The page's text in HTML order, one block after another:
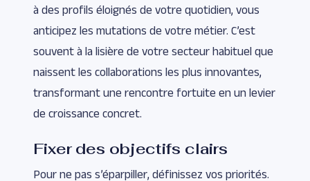
à des profils éloignés de votre quotidien, vous
anticipez les mutations de votre métier. C’est
souvent à la lisière de votre secteur habituel que
naissent les collaborations les plus innovantes,
transformant une rencontre fortuite en un levier
de croissance concret.
Fixer des objectifs clairs
Pour ne pas s’éparpiller, définissez vos priorités.